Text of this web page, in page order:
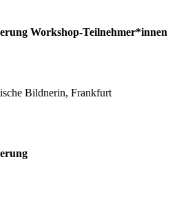
Workshop-Teilnehmer*innen
Bildnerin, Frankfurt